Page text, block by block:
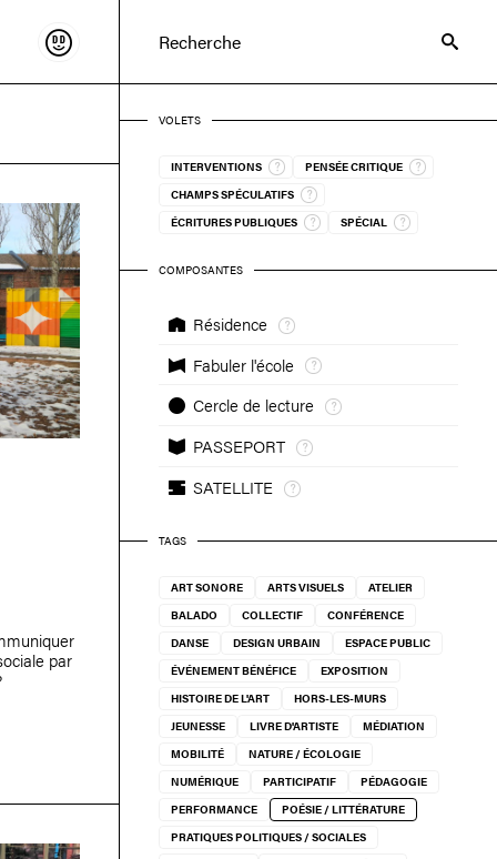
Soutenir Recherche
VOLETS
INTERVENTIONS
PENSÉE CRITIQUE
CHAMPS SPÉCULATIFS
ÉCRITURES PUBLIQUES
SPÉCIAL
COMPOSANTES
Résidence
Fabuler l'école
Cercle de lecture
PASSEPORT
SATELLITE
TAGS
ART SONORE ARTS VISUELS
ATELIER
BALADO
COLLECTIF
CONFÉRENCE
DANSE
DESIGN URBAIN
ESPACE PUBLIC
ÉVÉNEMENT BÉNÉFICE
EXPOSITION
HISTOIRE DE L'ART
HORS-LES-MURS
JEUNESSE
LIVRE D'ARTISTE
MÉDIATION
MOBILITÉ
NATURE / ÉCOLOGIE
NUMÉRIQUE
PARTICIPATIF
PÉDAGOGIE
PERFORMANCE
POÉSIE / LITTÉRATURE
PRATIQUES POLITIQUES / SOCIALES
par